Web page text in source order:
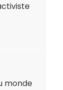
monde